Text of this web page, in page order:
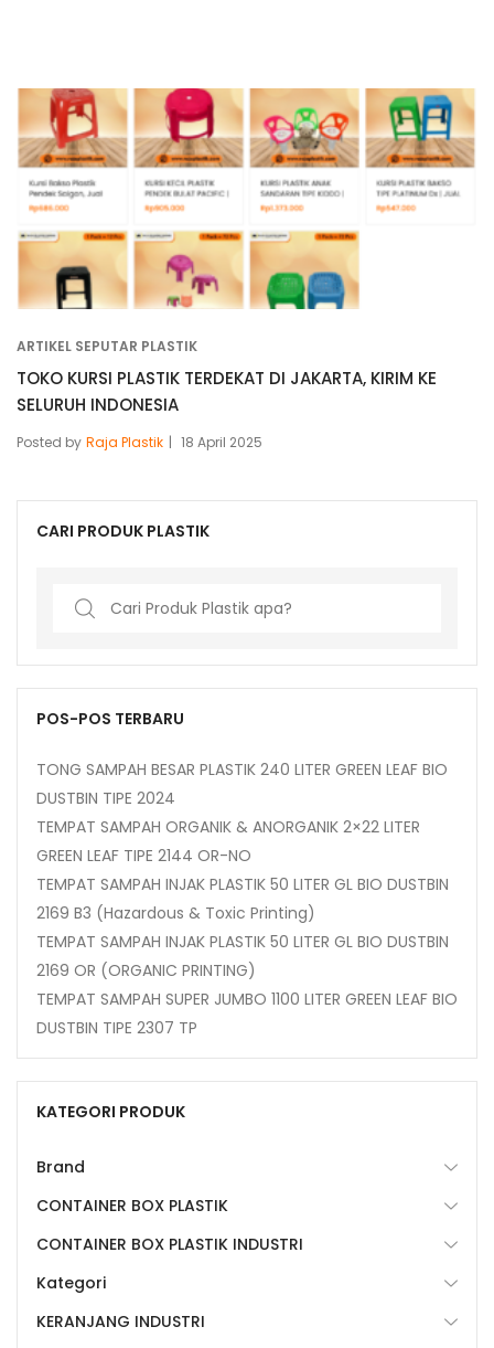
ARTIKEL SEPUTAR PLASTIK
TOKO KURSI PLASTIK TERDEKAT DI JAKARTA, KIRIM KE
SELURUH INDONESIA
Posted by Raja Plastik 18 April 2025
CARI PRODUK PLASTIK
Search
POS-POS TERBARU
TONG SAMPAH BESAR PLASTIK 240 LITER GREEN LEAF BIO
DUSTBIN TIPE 2024
TEMPAT SAMPAH ORGANIK & ANORGANIK 2×22 LITER
GREEN LEAF TIPE 2144 OR-NO
TEMPAT SAMPAH INJAK PLASTIK 50 LITER GL BIO DUSTBIN
2169 B3 (Hazardous & Toxic Printing)
TEMPAT SAMPAH INJAK PLASTIK 50 LITER GL BIO DUSTBIN
2169 OR (ORGANIC PRINTING)
TEMPAT SAMPAH SUPER JUMBO 1100 LITER GREEN LEAF BIO
DUSTBIN TIPE 2307 TP
KATEGORI PRODUK
Brand
CONTAINER BOX PLASTIK
CONTAINER BOX PLASTIK INDUSTRI
Kategori
KERANJANG INDUSTRI